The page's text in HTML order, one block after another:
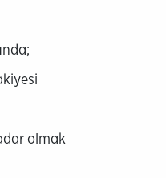
olmak